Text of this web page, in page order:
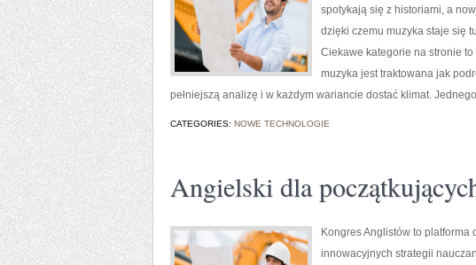
spotykają się z historiami, a
dzięki czemu muzyka staje się
Ciekawe kategorie na stronie
muzyka jest traktowana jak
pełniejszą analizę i w każdym wariancie dostać klimat.
CATEGORIES: NOWE TECHNOLOGIE
Angielski dla
Kongres Anglistów to
innowacyjnych strategii